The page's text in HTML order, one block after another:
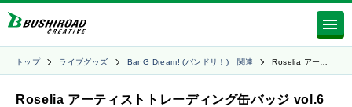
トップ ライブグッズ BanG Dream! (バンドリ！) 関連 Roselia アー…
Roselia アーティストトレーディング缶バッジ vol.6